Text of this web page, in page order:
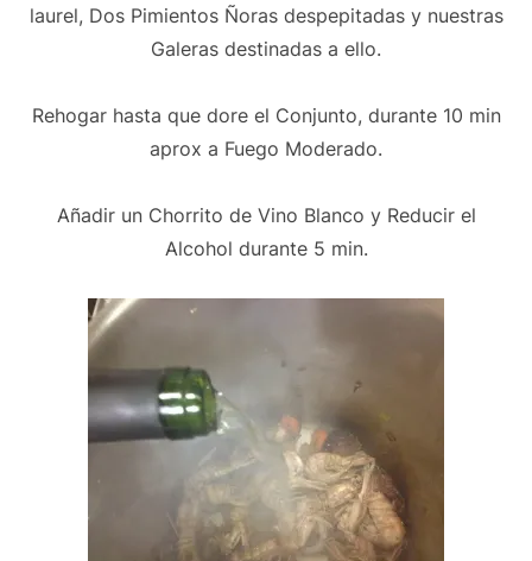
laurel, Dos Pimientos Ñoras despepitadas y nuestras
Galeras destinadas a ello.
Rehogar hasta que dore el Conjunto, durante 10 min
aprox a Fuego Moderado.
Añadir un Chorrito de Vino Blanco y Reducir el
Alcohol durante 5 min.